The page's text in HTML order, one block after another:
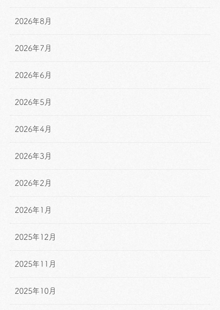
2026年8月
2026年7月
2026年6月
2026年5月
2026年4月
2026年3月
2026年2月
2026年1月
2025年12月
2025年11月
2025年10月